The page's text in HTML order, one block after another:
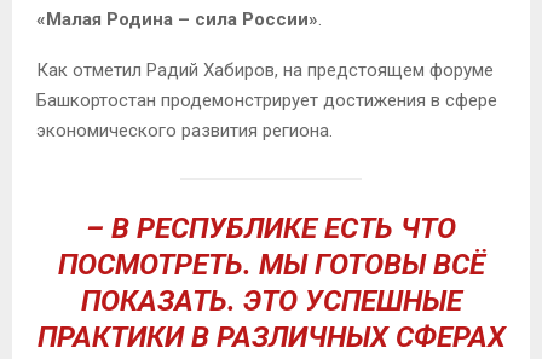
«Малая Родина – сила России».
Как отметил Радий Хабиров, на предстоящем форуме
Башкортостан продемонстрирует достижения в сфере
экономического развития региона.
– В РЕСПУБЛИКЕ ЕСТЬ ЧТО
ПОСМОТРЕТЬ. МЫ ГОТОВЫ ВСЁ
ПОКАЗАТЬ. ЭТО УСПЕШНЫЕ
ПРАКТИКИ В РАЗЛИЧНЫХ СФЕРАХ